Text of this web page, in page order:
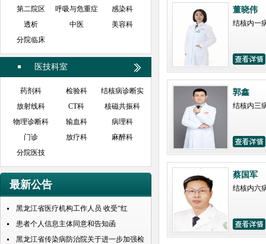
第二院区
呼吸与危重症
感染科
透析
中医
美容科
分院临床
医技科室
药剂科 检验科
结核病诊断实
验室
放射线科 CT科
核磁共振科
物理诊断科
输血科
病理科
门诊
放疗科
麻醉科
分院医技
最新公告
黑龙江省医疗机构工作人员 收受“红
包”处理规定
患者个人信息主体同意和告知函
黑龙江省传染病防治院关于进一步加强检
董晓伟
结核内一
郭鑫
结核内三
蔡国军
结核内六